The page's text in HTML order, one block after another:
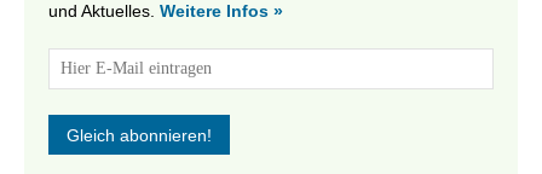
und Aktuelles. Weitere Infos »